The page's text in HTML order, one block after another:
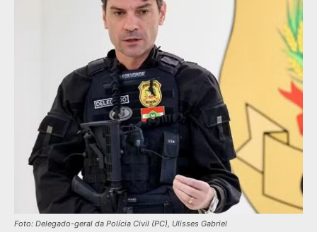
Foto: Delegado-geral da Polícia Civil (PC), Ulisses Gabriel